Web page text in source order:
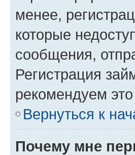
менее,
которые
сообщения,
Регистрация
рекомендуем
Вернуться к
Почему мне